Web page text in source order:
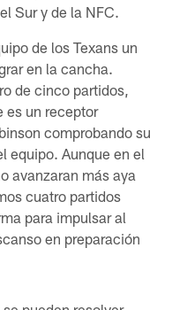
Sur y de la NFC.
de los Texans un
en la cancha.
de cinco partidos,
es un receptor
comprobando su
equipo. Aunque en el
avanzaran más aya
cuatro partidos
para impulsar al
en preparación